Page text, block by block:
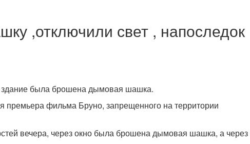
,отключили свет , напоследок
здание была брошена дымовая шашка.
премьера фильма Бруно, запрещенного на территории
вечера, через окно была брошена дымовая шашка, а через